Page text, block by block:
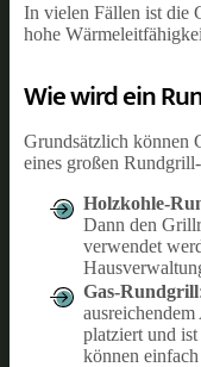
In vielen Fällen ist die
hohe
Wie wird ein
Grundsätzlich können
eines großen
Holzkohle-
Dann den
verwendet
Gas-Rundgrill
platziert und
können